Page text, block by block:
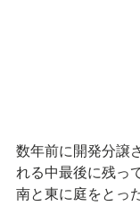
数年前に開発分譲
れる中最後に残っ
南と東に庭をとっ